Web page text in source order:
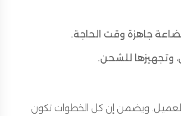
جاهزة وقت الحاجة.
وتجهيزها للشحن.
العميل. ويضمن إن كل الخطوات تكون